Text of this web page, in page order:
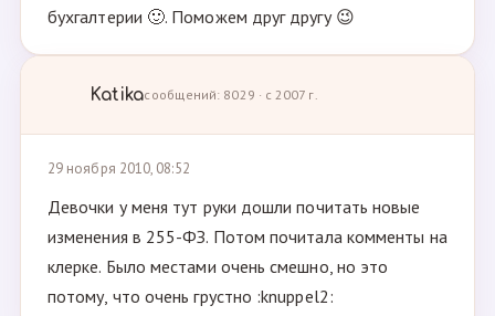
бухгалтерии 🙂. Поможем друг другу 😉
Katikaсообщений: 8029 · с 2007 г.
29 ноября 2010, 08:52
Девочки у меня тут руки дошли почитать новые
изменения в 255-ФЗ. Потом почитала комменты на
клерке. Было местами очень смешно, но это
потому, что очень грустно :knuppel2: